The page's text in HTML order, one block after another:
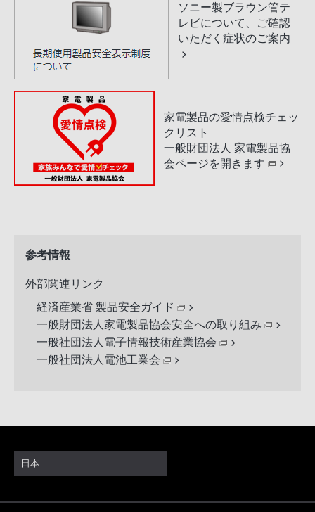
ソニー製ブラウン管テ
レビについて、ご確認
いただく症状のご案内
家電製品の愛情点検チェッ
クリスト
一般財団法人 家電製品協
会ページを開きます
参考情報
外部関連リンク
経済産業省 製品安全ガイド
一般財団法人家電製品協会安全への取り組み
一般社団法人電子情報技術産業協会
一般社団法人電池工業会
日本